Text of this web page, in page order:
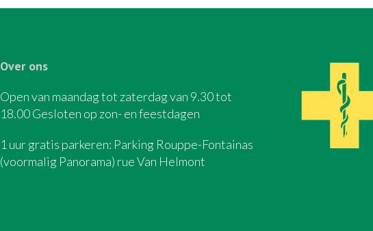
Over ons
Open van maandag tot zaterdag van 9.30 tot
18.00 Gesloten op zon- en feestdagen
1 uur gratis parkeren: Parking Rouppe-Fontainas
(voormalig Panorama) rue Van Helmont